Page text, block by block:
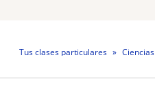
Tus clases particulares Ciencias